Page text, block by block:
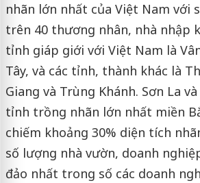
nhãn lớn nhất của Việt Nam với
trên 40 thương nhân, nhà nhập
tỉnh giáp giới với Việt Nam là
Tây, và các tỉnh, thành khác là
Giang và Trùng Khánh. Sơn La
tỉnh trồng nhãn lớn nhất miền
chiếm khoảng 30% diện tích
số lượng nhà vườn, doanh
đảo nhất trong số các doanh